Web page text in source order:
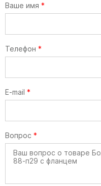
Ваше имя *
Телефон *
E-mail *
Вопрос *